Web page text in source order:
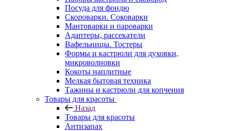
Посуда для фондю
Скороварки. Соковарки
Мантоварки и пароварки
Адаптеры, рассекатели
Вафельницы. Тостеры
Формы и кастрюли для духовки,
микроволновки
Кокоты наплитные
Мелкая бытовая техника
Тажины и кастрюли для копчения
Товары для красоты
Назад
Товары для красоты
Антизапах